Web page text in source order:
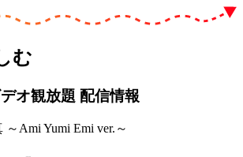
む
オ観放題 配信情報
Ami Yumi Emi ver.～